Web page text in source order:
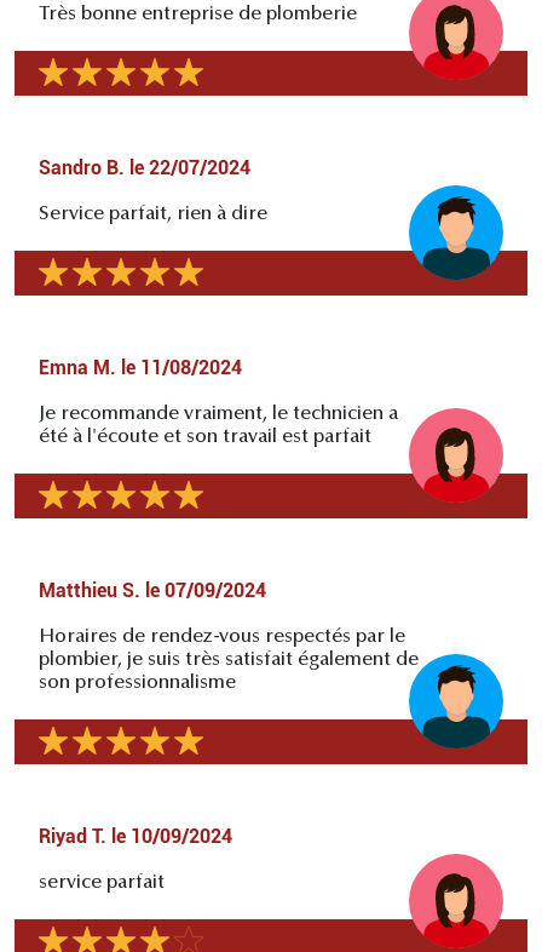
Très bonne entreprise de plomberie
Sandro B. le 22/07/2024
Service parfait, rien à dire
Emna M. le 11/08/2024
Je recommande vraiment, le technicien a
été à l'écoute et son travail est parfait
Matthieu S. le 07/09/2024
Horaires de rendez-vous respectés par le
plombier, je suis très satisfait également de
son professionnalisme
Riyad T. le 10/09/2024
service parfait